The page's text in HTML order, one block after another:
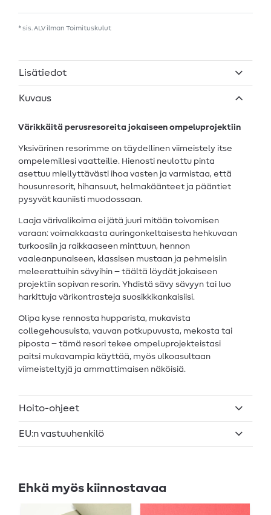
* sis. ALV ilman Toimituskulut
Lisätiedot
Kuvaus
Värikkäitä perusresoreita jokaiseen ompeluprojektiin
Yksivärinen resorimme on täydellinen viimeistely itse
ompelemillesi vaatteille. Hienosti neulottu pinta
asettuu miellyttävästi ihoa vasten ja varmistaa, että
housunresorit, hihansuut, helmakäänteet ja pääntiet
pysyvät kauniisti muodossaan.
Laaja värivalikoima ei jätä juuri mitään toivomisen
varaan: voimakkaasta auringonkeltaisesta hehkuvaan
turkoosiin ja raikkaaseen minttuun, hennon
vaaleanpunaiseen, klassisen mustaan ja pehmeisiin
meleerattuihin sävyihin – täältä löydät jokaiseen
projektiin sopivan resorin. Yhdistä sävy sävyyn tai luo
harkittuja värikontrasteja suosikkikankaisiisi.
Olipa kyse rennosta hupparista, mukavista
collegehousuista, vauvan potkupuvusta, mekosta tai
piposta – tämä resori tekee ompeluprojekteistasi
paitsi mukavampia käyttää, myös ulkoasultaan
viimeisteltyjä ja ammattimaisen näköisiä.
Hoito-ohjeet
EU:n vastuuhenkilö
Ehkä myös kiinnostavaa